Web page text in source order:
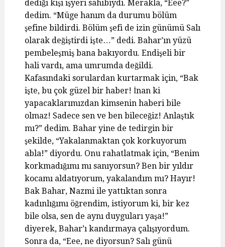
dediği kişi işyeri sahibiydi. Merakla, “Eee?”
dedim. “Müge hanım da durumu bölüm
şefine bildirdi. Bölüm şefi de izin günümü Salı
olarak değiştirdi işte…” dedi. Bahar’ın yüzü
pembeleşmiş bana bakıyordu. Endişeli bir
hali vardı, ama umrumda değildi.
Kafasındaki sorulardan kurtarmak için, “Bak
işte, bu çok güzel bir haber! İnan ki
yapacaklarımızdan kimsenin haberi bile
olmaz! Sadece sen ve ben bileceğiz! Anlaştık
mı?” dedim. Bahar yine de tedirgin bir
şekilde, “Yakalanmaktan çok korkuyorum
abla!” diyordu. Onu rahatlatmak için, “Benim
korkmadığımı mı sanıyorsun? Ben bir yıldır
kocamı aldatıyorum, yakalandım mı? Hayır!
Bak Bahar, Nazmi ile yattıktan sonra
kadınlığımı öğrendim, istiyorum ki, bir kez
bile olsa, sen de aynı duyguları yaşa!”
diyerek, Bahar’ı kandırmaya çalışıyordum.
Sonra da, “Eee, ne diyorsun? Salı günü